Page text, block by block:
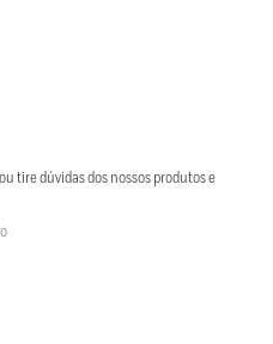
tire dúvidas dos nossos produtos e